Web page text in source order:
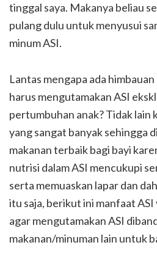
tinggal saya. Makanya beliau
pulang dulu untuk menyusui
minum ASI.
Lantas mengapa ada
harus mengutamakan ASI
pertumbuhan anak? Tidak lain
yang sangat banyak sehingga
makanan terbaik bagi bayi
nutrisi dalam ASI mencukupi
serta memuaskan lapar dan
itu saja, berikut ini manfaat
agar mengutamakan ASI
makanan/minuman lain untuk